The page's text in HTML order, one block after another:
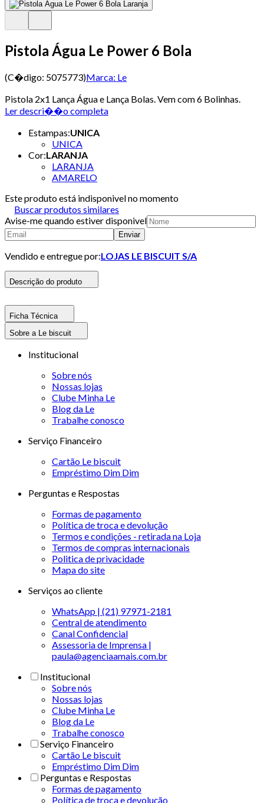
Pistola Água Le Power 6 Bola
(C�digo: 5075773)Marca: Le
Pistola 2x1 Lança Água e Lança Bolas. Vem com 6 Bolinhas.
Ler descri��o completa
Estampas:UNICA
UNICA
Cor:LARANJA
LARANJA
AMARELO
Este produto está indisponivel no momento
Buscar produtos similares
Avise-me quando estiver disponivel
Enviar
Vendido e entregue por:LOJAS LE BISCUIT S/A
Descrição do produto
Ficha Técnica
Sobre a Le biscuit
Institucional
Sobre nós
Nossas lojas
Clube Minha Le
Blog da Le
Trabalhe conosco
Serviço Financeiro
Cartão Le biscuit
Empréstimo Dim Dim
Perguntas e Respostas
Formas de pagamento
Política de troca e devolução
Termos e condições - retirada na Loja
Termos de compras internacionais
Politica de privacidade
Mapa do site
Serviços ao cliente
WhatsApp | (21) 97971-2181
Central de atendimento
Canal Confidencial
Assessoria de Imprensa |
paula@agenciaamais.com.br
Institucional
Sobre nós
Nossas lojas
Clube Minha Le
Blog da Le
Trabalhe conosco
Serviço Financeiro
Cartão Le biscuit
Empréstimo Dim Dim
Perguntas e Respostas
Formas de pagamento
Política de troca e devolução